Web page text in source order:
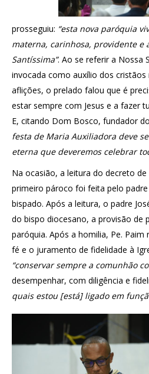
prosseguiu: “esta nova paróquia
materna, carinhosa, providente e
Santíssima”. Ao se referir a Nossa
invocada como auxílio dos cristãos
aflições, o prelado falou que é
estar sempre com Jesus e a fazer
E, citando Dom Bosco, fundador
festa de Maria Auxiliadora deve
eterna que deveremos celebrar
Na ocasião, a leitura do decreto
primeiro pároco foi feita pelo
bispado. Após a leitura, o padre
do bispo diocesano, a provisão de
paróquia. Após a homilia, Pe. Paim
fé e o juramento de fidelidade à
“conservar sempre a comunhão
desempenhar, com diligência e
quais estou [está] ligado em